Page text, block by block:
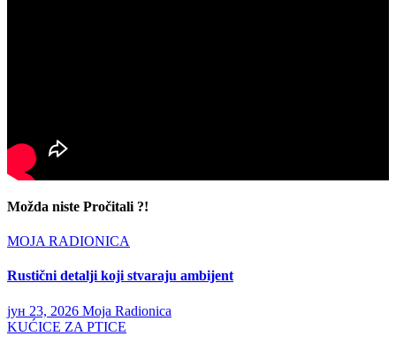
Možda niste Pročitali ?!
MOJA RADIONICA
Rustični detalji koji stvaraju ambijent
јун 23, 2026 Moja Radionica
KUĆICE ZA PTICE